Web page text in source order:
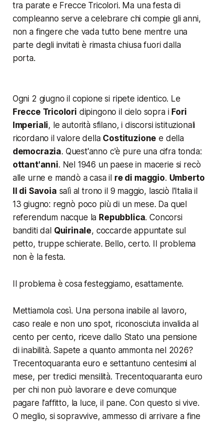
tra parate e Frecce Tricolori. Ma una festa di
compleanno serve a celebrare chi compie gli anni,
non a fingere che vada tutto bene mentre una
parte degli invitati è rimasta chiusa fuori dalla
porta.
Ogni 2 giugno il copione si ripete identico. Le
Frecce Tricolori dipingono il cielo sopra i Fori
Imperiali, le autorità sfilano, i discorsi istituzionali
ricordano il valore della Costituzione e della
democrazia. Quest'anno c'è pure una cifra tonda:
ottant'anni. Nel 1946 un paese in macerie si recò
alle urne e mandò a casa il re di maggio. Umberto
II di Savoia salì al trono il 9 maggio, lasciò l'Italia il
13 giugno: regnò poco più di un mese. Da quel
referendum nacque la Repubblica. Concorsi
banditi dal Quirinale, coccarde appuntate sul
petto, truppe schierate. Bello, certo. Il problema
non è la festa.
Il problema è cosa festeggiamo, esattamente.
Mettiamola così. Una persona inabile al lavoro,
caso reale e non uno spot, riconosciuta invalida al
cento per cento, riceve dallo Stato una pensione
di inabilità. Sapete a quanto ammonta nel 2026?
Trecentoquaranta euro e settantuno centesimi al
mese, per tredici mensilità. Trecentoquaranta euro
per chi non può lavorare e deve comunque
pagare l'affitto, la luce, il pane. Con questo si vive.
O meglio, si sopravvive, ammesso di arrivare a fine